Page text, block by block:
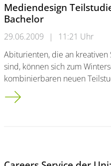
Mediendesign
Bachelor
29.06.2009 |
11:21 Uhr
Abiturienten, die an
sind, können sich zum
kombinierbaren neuen
Mediendesign